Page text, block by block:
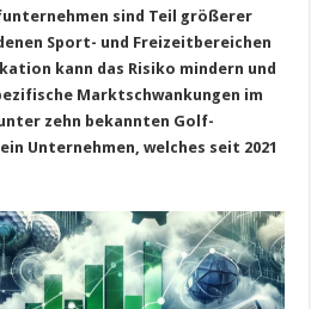
sind Teil größerer
Sport- und Freizeitbereichen
kann das Risiko mindern und
Marktschwankungen im
zehn bekannten Golf-
Unternehmen, welches seit 2021